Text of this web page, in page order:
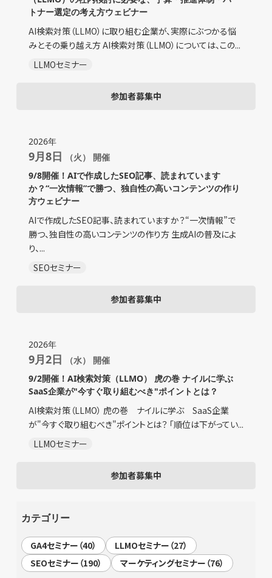
トナー選定の考え方ウェビナー
AI検索対策（LLMO）に取り組む企業が、実際にぶつかる悩
みとその乗り越え方 AI検索対策（LLMO）については、この...
LLMOセミナー
参加者募集中
2026年
9月8日 （火） 開催
9/8開催！AIで作成したSEO記事、読まれています
か？“一次情報”で勝つ、独自性の高いコンテンツの作り
方ウェビナー
AIで作成したSEO記事、読まれていますか？“一次情報”で
勝つ、独自性の高いコンテンツの作り方 生成AIの普及によ
り、...
SEOセミナー
参加者募集中
2026年
9月2日 （水） 開催
9/2開催！AI検索対策（LLMO） 虎の巻 ナイルに学ぶ
SaaS企業が"今すぐ取り組むべき"ポイントとは？
AI検索対策（LLMO） 虎の巻 ナイルに学ぶ SaaS企業
が"今すぐ取り組むべき"ポイントとは？ 「順位は下がってい...
LLMOセミナー
参加者募集中
カテゴリー
GA4セミナー（40）
LLMOセミナー（27）
SEOセミナー（190）
マーケティングセミナー（76）